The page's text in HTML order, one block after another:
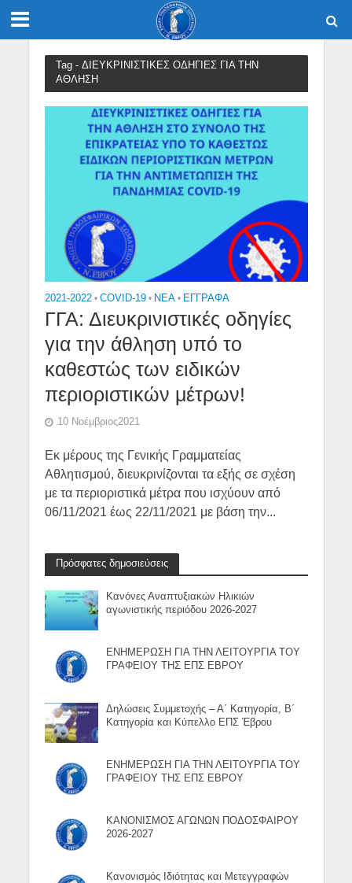
Tag - ΔΙΕΥΚΡΙΝΙΣΤΙΚΕΣ ΟΔΗΓΙΕΣ ΓΙΑ ΤΗΝ
ΑΘΛΗΣΗ
2021-2022 • COVID-19 • NEA • ΕΓΓΡΑΦΑ
ΓΓΑ: Διευκρινιστικές οδηγίες
για την άθληση υπό το
καθεστώς των ειδικών
περιοριστικών μέτρων!
10 Νοέμβριος2021
Εκ μέρους της Γενικής Γραμματείας
Αθλητισμού, διευκρινίζονται τα εξής σε σχέση
με τα περιοριστικά μέτρα που ισχύουν από
06/11/2021 έως 22/11/2021 με βάση την...
Πρόσφατες δημοσιεύσεις
Κανόνες Αναπτυξιακών Ηλικιών
αγωνιστικής περιόδου 2026-2027
ΕΝΗΜΕΡΩΣΗ ΓΙΑ ΤΗΝ ΛΕΙΤΟΥΡΓΙΑ ΤΟΥ
ΓΡΑΦΕΙΟΥ ΤΗΣ ΕΠΣ ΕΒΡΟΥ
Δηλώσεις Συμμετοχής – Α΄ Κατηγορία, Β΄
Κατηγορία και Κύπελλο ΕΠΣ Έβρου
ΕΝΗΜΕΡΩΣΗ ΓΙΑ ΤΗΝ ΛΕΙΤΟΥΡΓΙΑ ΤΟΥ
ΓΡΑΦΕΙΟΥ ΤΗΣ ΕΠΣ ΕΒΡΟΥ
ΚΑΝΟΝΙΣΜΟΣ ΑΓΩΝΩΝ ΠΟΔΟΣΦΑΙΡΟΥ
2026-2027
Κανονισμός Ιδιότητας και Μετεγγραφών